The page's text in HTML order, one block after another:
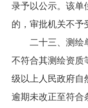
录予以公示。该单
的，审批机关不予
二十三、测绘单
不符合其测绘资质
级以上人民政府自
逾期未改正至符合